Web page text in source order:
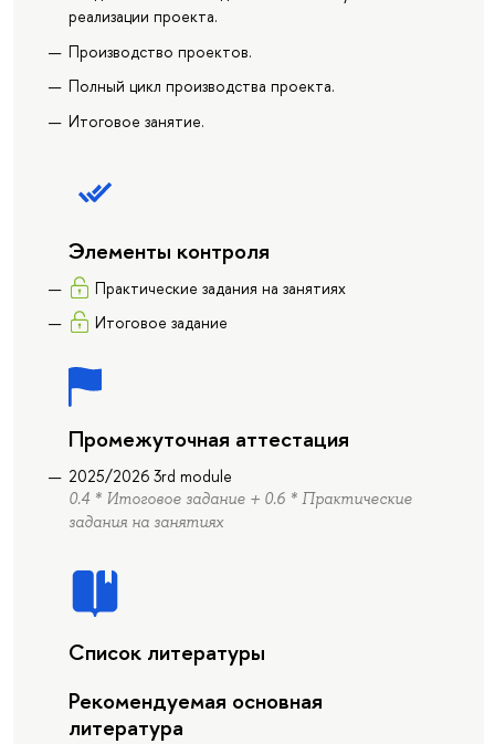
реализации проекта.
Производство проектов.
Полный цикл производства проекта.
Итоговое занятие.
Элементы контроля
Практические задания на занятиях
Итоговое задание
Промежуточная аттестация
2025/2026 3rd module
0.4 * Итоговое задание + 0.6 * Практические
задания на занятиях
Список литературы
Рекомендуемая основная
литература